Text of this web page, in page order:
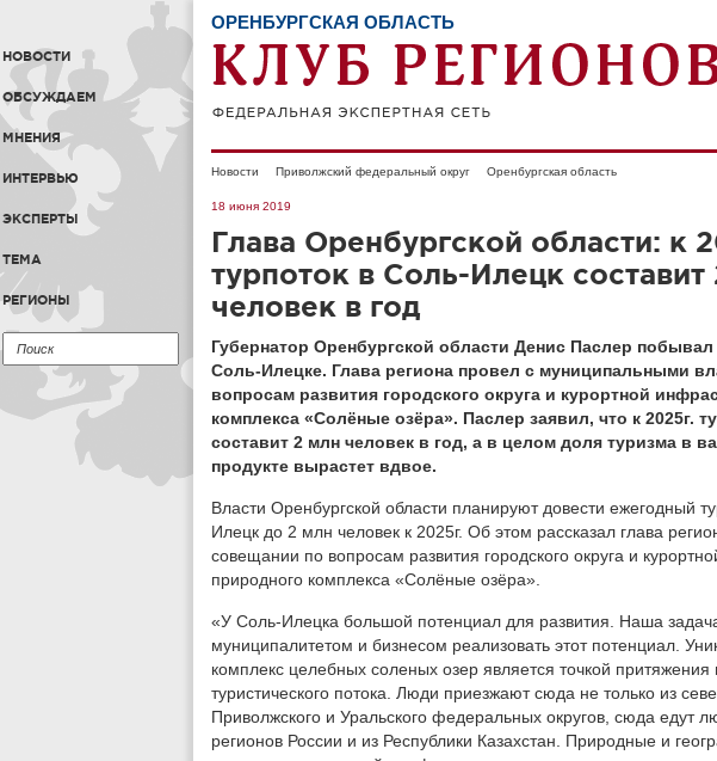
НОВОСТИ
ОБСУЖДАЕМ
МНЕНИЯ
ИНТЕРВЬЮ
ЭКСПЕРТЫ
ТЕМА
РЕГИОНЫ
ОРЕНБУРГСКАЯ ОБЛАСТЬ
Новости Приволжский федеральный округ Оренбургская область
18 июня 2019
Глава Оренбургской области: к
турпоток в Соль-Илецк составит
человек в год
Губернатор Оренбургской области Денис Паслер
Соль-Илецке. Глава региона провел с муниципальными
вопросам развития городского округа и курортной
комплекса «Солёные озёра». Паслер заявил, что к 2025г.
составит 2 млн человек в год, а в целом доля туризма в
продукте вырастет вдвое.
Власти Оренбургской области планируют довести ежегодный
Илецк до 2 млн человек к 2025г. Об этом рассказал глава
совещании по вопросам развития городского округа и
природного комплекса «Солёные озёра».
«У Соль-Илецка большой потенциал для развития. Наша
муниципалитетом и бизнесом реализовать этот потенциал.
комплекс целебных соленых озер является точкой притяжения
туристического потока. Люди приезжают сюда не только из
Приволжского и Уральского федеральных округов, сюда едут
регионов России и из Республики Казахстан. Природные и